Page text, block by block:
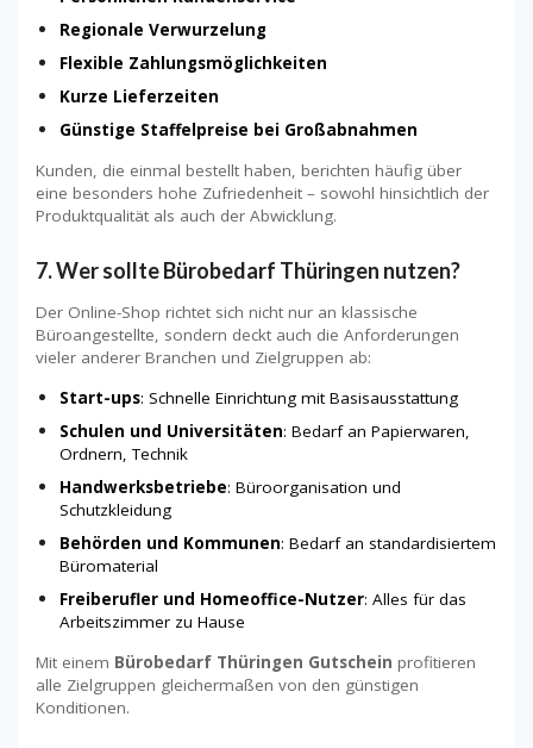
Regionale Verwurzelung
Flexible Zahlungsmöglichkeiten
Kurze Lieferzeiten
Günstige Staffelpreise bei Großabnahmen
Kunden, die einmal bestellt haben, berichten häufig über
eine besonders hohe Zufriedenheit – sowohl hinsichtlich der
Produktqualität als auch der Abwicklung.
7. Wer sollte Bürobedarf Thüringen nutzen?
Der Online-Shop richtet sich nicht nur an klassische
Büroangestellte, sondern deckt auch die Anforderungen
vieler anderer Branchen und Zielgruppen ab:
Start-ups: Schnelle Einrichtung mit Basisausstattung
Schulen und Universitäten: Bedarf an Papierwaren,
Ordnern, Technik
Handwerksbetriebe: Büroorganisation und
Schutzkleidung
Behörden und Kommunen: Bedarf an standardisiertem
Büromaterial
Freiberufler und Homeoffice-Nutzer: Alles für das
Arbeitszimmer zu Hause
Mit einem Bürobedarf Thüringen Gutschein profitieren
alle Zielgruppen gleichermaßen von den günstigen
Konditionen.